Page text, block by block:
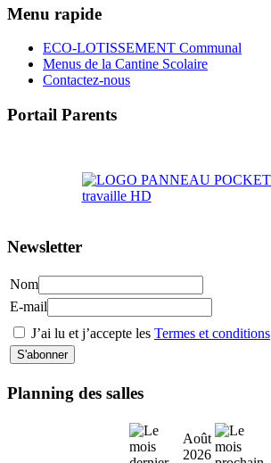
Menu rapide
ECO-LOTISSEMENT Communal
Menus de la Cantine Scolaire
Contactez-nous
Portail Parents
Newsletter
Nom
E-mail
J’ai lu et j’accepte les Termes et conditions
Planning des salles
Août
2026